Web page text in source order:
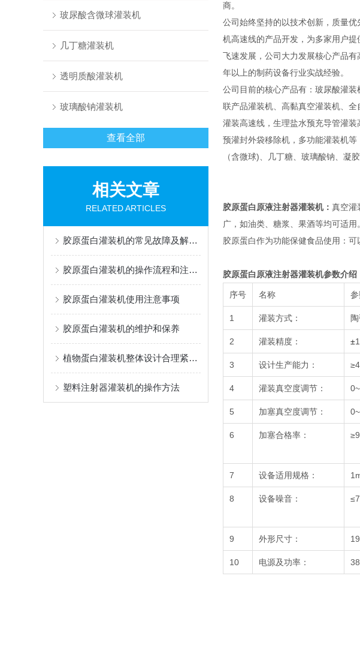
玻尿酸含微球灌装机
几丁糖灌装机
透明质酸灌装机
玻璃酸钠灌装机
查看全部
相关文章
RELATED ARTICLES
胶原蛋白灌装机的常见故障及解决办法有哪些？
胶原蛋白灌装机的操作流程和注意事项
胶原蛋白灌装机使用注意事项
胶原蛋白灌装机的维护和保养
植物蛋白灌装机整体设计合理紧凑，占地面积小
塑料注射器灌装机的操作方法
商。
公司始终坚持的以技术创新，质量
机高速线的产品开发，为多家用户
飞速发展，公司大力发展核心产品
年以上的制药设备行业实战经验。
公司目前的核心产品有：玻尿酸灌
联产品灌装机、高黏真空灌装机、
灌装高速线，生理盐水预充导管灌
预灌封外袋移除机，多功能灌装机
（含微球)、几丁糖、玻璃酸钠、凝
胶原蛋白原液注射器灌装机： 真空灌
广，如油类、糖浆、果酒等均可适用。
胶原蛋白作为功能保健食品使用：
胶原蛋白原液注射器灌装机参数介绍
序号 名称
1 灌装方式：
2 灌装精度： ±
3 设计生产能力：
4 灌装真空度调节：
5 加塞真空度调节：
6 加塞合格率：
7 设备适用规格：
8 设备噪音：
9 外形尺寸：
10 电源及功率：